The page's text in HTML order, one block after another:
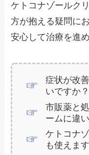
ケトコナゾールク
方が抱える疑問に
安心して治療を進
症状が改
いですか？
市販薬と
ームに違
ケトコナ
も使えま